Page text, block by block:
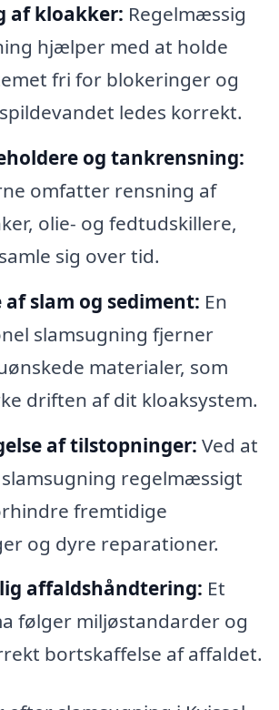
af kloakker: Regelmæssig
hjælper med at holde
fri for blokeringer og
ledes korrekt.
og tankrensning:
omfatter rensning af
olie- og fedtudskillere,
sig over tid.
af slam og sediment: En
slamsugning fjerner
materialer, som
driften af dit kloaksystem.
af tilstopninger: Ved at
regelmæssigt
fremtidige
og dyre reparationer.
affaldshåndtering: Et
følger miljøstandarder og
bortskaffelse af affaldet.